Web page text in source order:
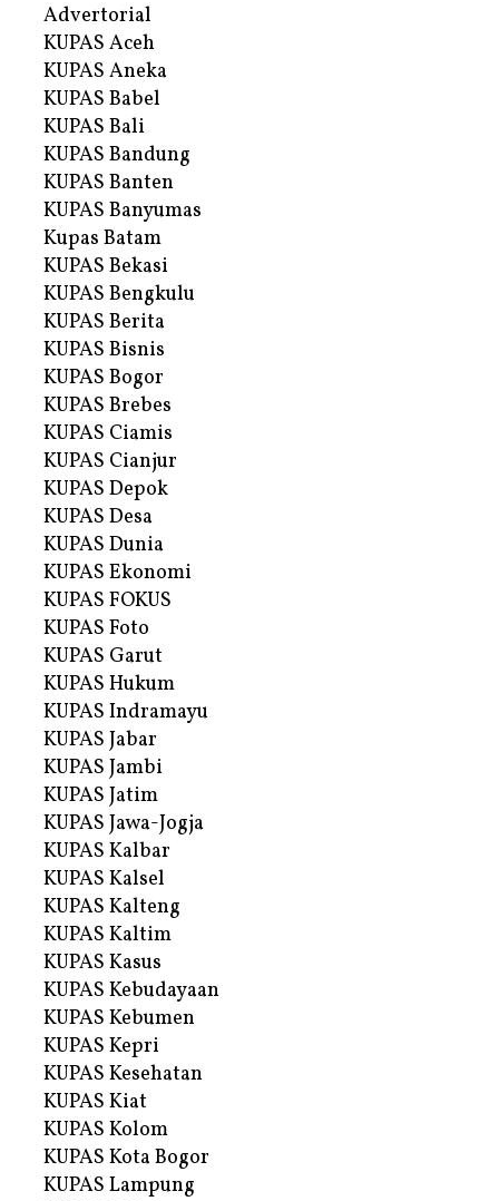
Advertorial
KUPAS Aceh
KUPAS Aneka
KUPAS Babel
KUPAS Bali
KUPAS Bandung
KUPAS Banten
KUPAS Banyumas
Kupas Batam
KUPAS Bekasi
KUPAS Bengkulu
KUPAS Berita
KUPAS Bisnis
KUPAS Bogor
KUPAS Brebes
KUPAS Ciamis
KUPAS Cianjur
KUPAS Depok
KUPAS Desa
KUPAS Dunia
KUPAS Ekonomi
KUPAS FOKUS
KUPAS Foto
KUPAS Garut
KUPAS Hukum
KUPAS Indramayu
KUPAS Jabar
KUPAS Jambi
KUPAS Jatim
KUPAS Jawa-Jogja
KUPAS Kalbar
KUPAS Kalsel
KUPAS Kalteng
KUPAS Kaltim
KUPAS Kasus
KUPAS Kebudayaan
KUPAS Kebumen
KUPAS Kepri
KUPAS Kesehatan
KUPAS Kiat
KUPAS Kolom
KUPAS Kota Bogor
KUPAS Lampung